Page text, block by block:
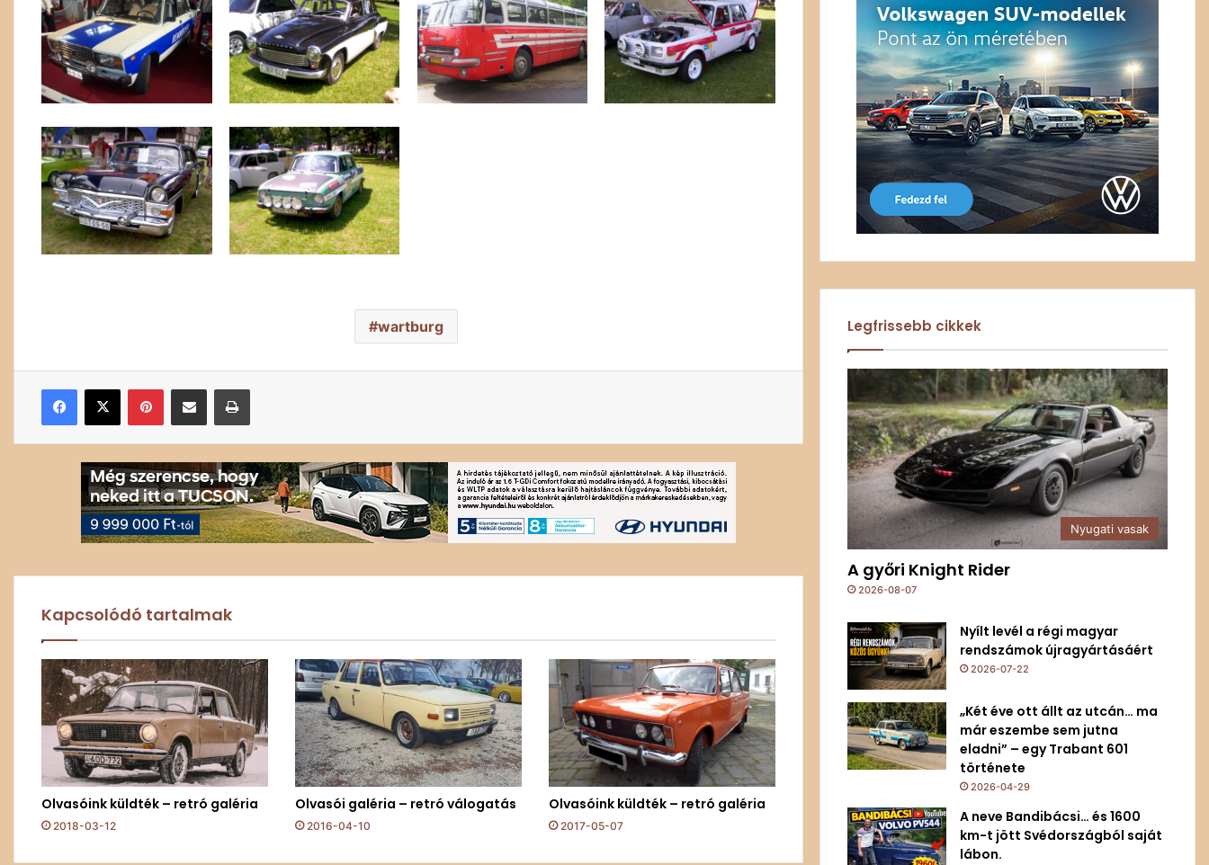
wartburg
Facebook
X PinterestMegosztás email-ben Nyomtatás
Kapcsolódó tartalmak
Olvasóink küldték – retró galéria
2018-03-12
Olvasói galéria – retró válogatás
2016-04-10
Olvasóink küldték – retró galéria
2017-05-07
Legfrissebb cikkek
Nyugati vasak
A győri Knight Rider
2026-08-07
Nyílt levél a régi magyar
rendszámok újragyártásáért
2026-07-22
„Két éve ott állt az utcán… ma
már eszembe sem jutna
eladni” – egy Trabant 601
története
2026-04-29
A neve Bandibácsi… és 1600
km-t jött Svédországból saját
lábon.